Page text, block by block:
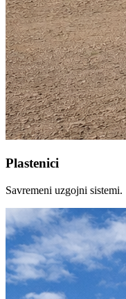
Plastenici
Savremeni uzgojni sistemi.